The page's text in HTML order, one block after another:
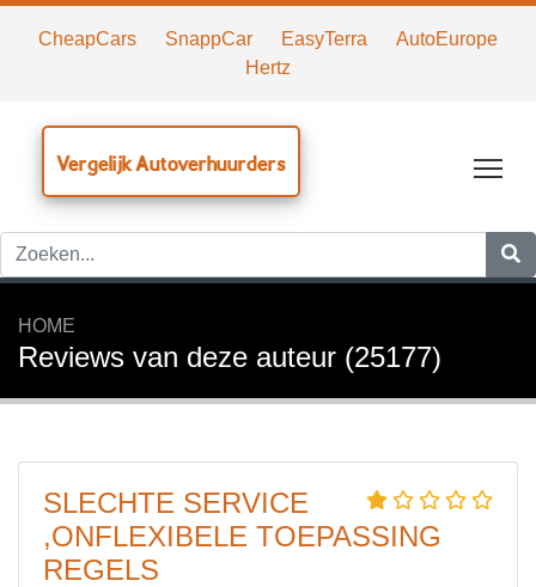
CheapCars SnappCar EasyTerra
AutoEurope
Hertz
Vergelijk Autoverhuurders
HOME
Reviews van deze auteur (25177)
SLECHTE SERVICE
,ONFLEXIBELE TOEPASSING
REGELS